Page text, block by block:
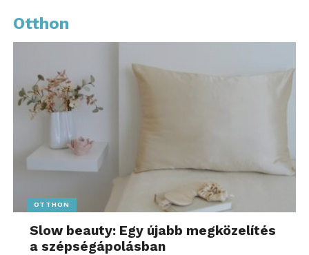
Otthon
OTTHON
Slow beauty: Egy újabb megközelítés
a szépségápolásban